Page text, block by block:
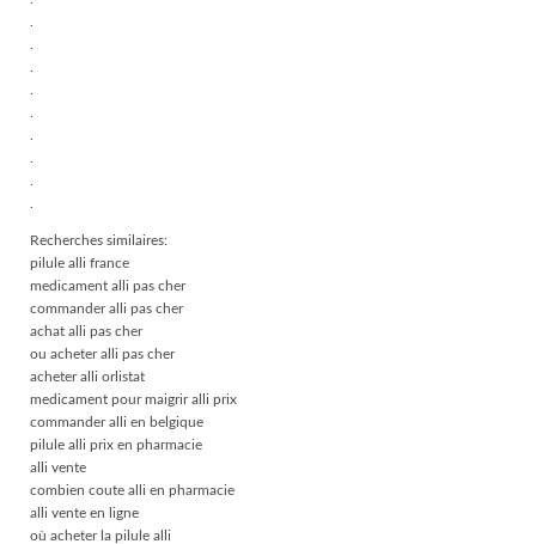
Recherches similaires:
pilule alli france
medicament alli pas cher
commander alli pas cher
achat alli pas cher
ou acheter alli pas cher
acheter alli orlistat
medicament pour maigrir alli prix
commander alli en belgique
pilule alli prix en pharmacie
alli vente
combien coute alli en pharmacie
alli vente en ligne
où acheter la pilule alli